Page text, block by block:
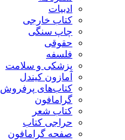
ادبیات
کتاب خارجی
چاپ سنگی
حقوقی
فلسفه
پزشکی و سلامت
آمازون کیندل
کتاب‌های پرفروش
گرامافون
کتاب شعر
حراجی کتاب
صفحه گرامافون